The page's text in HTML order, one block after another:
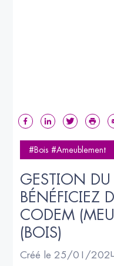
#Bois #Ameublement
GESTION DU
BÉNÉFICIEZ
CODEM
(BOIS)
Créé le 25/01/